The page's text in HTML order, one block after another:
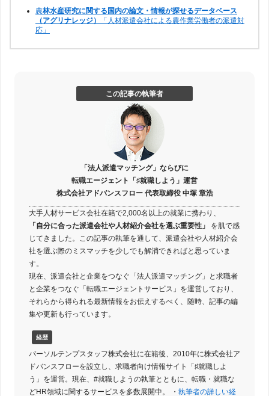
農林水産研究に関する国内の論文・情報が探せるデータベース
（アグリナレッジ）
「人材派遣会社による農作業労働者の派遣対
応」
この記事の執筆者
「法人派遣マッチング」ならびに
転職エージェント「♯就職しよう」運営
株式会社アドバンスフロー 代表取締役 中塚 章浩
大手人材サービス会社在籍で2,000名以上の就業に携わり、
「自分に合った派遣会社や人材紹介会社を選ぶ重要性」
を肌で感
じてきました。この記事の執筆を通して、派遣会社や人材紹介会
社を選ぶ際のミスマッチを少しでも解消できればと思っていま
す。
現在、派遣会社と企業をつなぐ「法人派遣マッチング」と求職者
と企業をつなぐ「転職エージェントサービス」を運営しており、
それらから得られる最新情報をお伝えするべく、随時、記事の編
集や更新も行っています。
経歴
パーソルテンプスタッフ株式会社に在籍後、2010年に株式会社ア
ドバンスフローを設立し、求職者向け情報サイト「♯就職しよ
う」を運営。現在、#就職しようの執筆とともに、転職・就職な
どHR領域に関するサービスを多数展開中。 ・ 執筆者の詳しい経